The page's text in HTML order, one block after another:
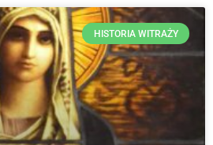
HISTORIA WITRAŻY